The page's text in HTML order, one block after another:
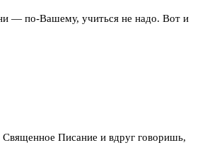
— по-Вашему, учиться не надо. Вот и
Писание и вдруг говоришь,